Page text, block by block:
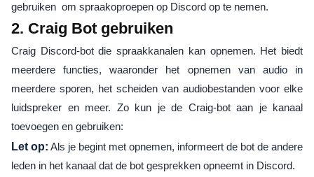
gebruiken om spraakoproepen op Discord op te nemen.
2. Craig Bot gebruiken
Craig Discord-bot die spraakkanalen kan opnemen. Het biedt
meerdere functies, waaronder het opnemen van audio in
meerdere sporen, het scheiden van audiobestanden voor elke
luidspreker en meer. Zo kun je de Craig-bot aan je kanaal
toevoegen en gebruiken:
Let op: Als je begint met opnemen, informeert de bot de andere
leden in het kanaal dat de bot gesprekken opneemt in Discord.